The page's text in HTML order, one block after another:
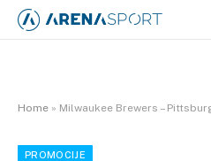
Home » Milwaukee Brewers –
PROMOCIJE